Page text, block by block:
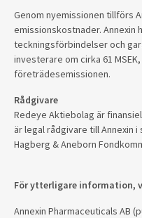
Genom nyemissionen tillförs
emissionskostnader. Annexin
teckningsförbindelser och
investerare om cirka 61
företrädesemissionen.
Rådgivare
Redeye Aktiebolag är
är legal rådgivare till Annexin
Hagberg & Aneborn
För ytterligare information,
Annexin Pharmaceuticals AB